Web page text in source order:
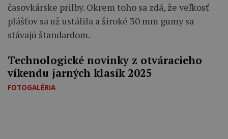
časovkárske prilby. Okrem toho sa zdá, že veľkosť
plášťov sa už ustálila a široké 30 mm gumy sa
stávajú štandardom.
Technologické novinky z otváracieho
víkendu jarných klasík 2025
FOTOGALÉRIA